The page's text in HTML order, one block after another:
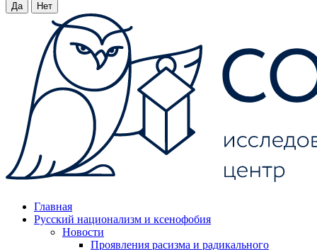
Да Нет
Главная
Русский национализм и ксенофобия
Новости
Проявления расизма и радикального